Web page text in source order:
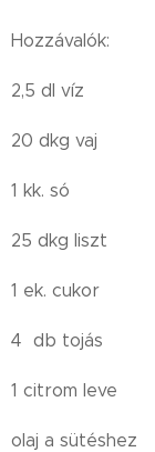
Hozzávalók:
2,5 dl víz
20 dkg vaj
1 kk. só
25 dkg liszt
1 ek. cukor
4 db tojás
1 citrom leve
olaj a sütéshez